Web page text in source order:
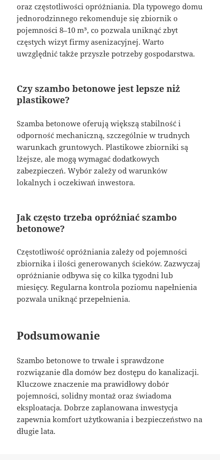
oraz częstotliwości opróżniania. Dla typowego domu
jednorodzinnego rekomenduje się zbiornik o
pojemności 8–10 m³, co pozwala uniknąć zbyt
częstych wizyt firmy asenizacyjnej. Warto
uwzględnić także przyszłe potrzeby gospodarstwa.
Czy szambo betonowe jest lepsze niż
plastikowe?
Szamba betonowe oferują większą stabilność i
odporność mechaniczną, szczególnie w trudnych
warunkach gruntowych. Plastikowe zbiorniki są
lżejsze, ale mogą wymagać dodatkowych
zabezpieczeń. Wybór zależy od warunków
lokalnych i oczekiwań inwestora.
Jak często trzeba opróżniać szambo
betonowe?
Częstotliwość opróżniania zależy od pojemności
zbiornika i ilości generowanych ścieków. Zazwyczaj
opróżnianie odbywa się co kilka tygodni lub
miesięcy. Regularna kontrola poziomu napełnienia
pozwala uniknąć przepełnienia.
Podsumowanie
Szambo betonowe to trwałe i sprawdzone
rozwiązanie dla domów bez dostępu do kanalizacji.
Kluczowe znaczenie ma prawidłowy dobór
pojemności, solidny montaż oraz świadoma
eksploatacja. Dobrze zaplanowana inwestycja
zapewnia komfort użytkowania i bezpieczeństwo na
długie lata.